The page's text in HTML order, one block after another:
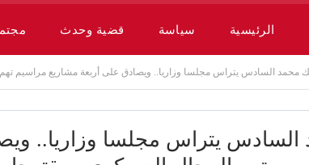
الرئيسية سياسة قضية وحدث
محمد السادس يتراس مجلسا وزاريا.. ويصادق على أربعة مشاريع مراسيم
السادس يتراس مجلسا وزاريا..